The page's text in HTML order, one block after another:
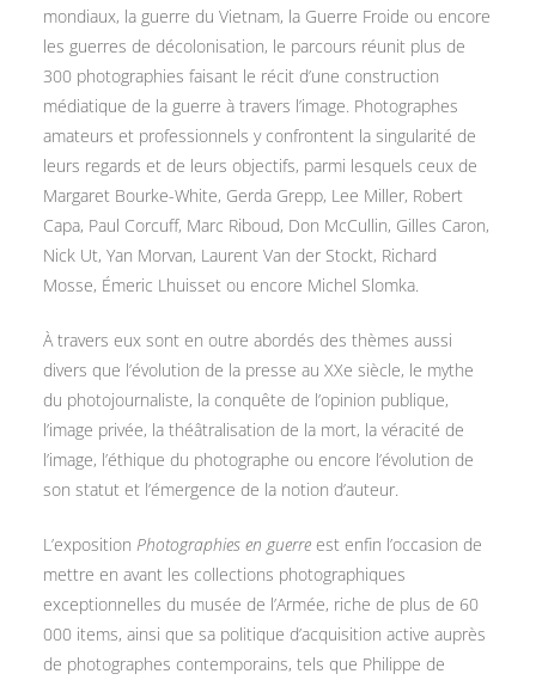
mondiaux, la guerre du Vietnam, la Guerre Froide ou encore
les guerres de décolonisation, le parcours réunit plus de
300 photographies faisant le récit d’une construction
médiatique de la guerre à travers l’image. Photographes
amateurs et professionnels y confrontent la singularité de
leurs regards et de leurs objectifs, parmi lesquels ceux de
Margaret Bourke-White, Gerda Grepp, Lee Miller, Robert
Capa, Paul Corcuff, Marc Riboud, Don McCullin, Gilles Caron,
Nick Ut, Yan Morvan, Laurent Van der Stockt, Richard
Mosse, Émeric Lhuisset ou encore Michel Slomka.
À travers eux sont en outre abordés des thèmes aussi
divers que l’évolution de la presse au XXe siècle, le mythe
du photojournaliste, la conquête de l’opinion publique,
l’image privée, la théâtralisation de la mort, la véracité de
l’image, l’éthique du photographe ou encore l’évolution de
son statut et l’émergence de la notion d’auteur.
L’exposition Photographies en guerre est enfin l’occasion de
mettre en avant les collections photographiques
exceptionnelles du musée de l’Armée, riche de plus de 60
000 items, ainsi que sa politique d’acquisition active auprès
de photographes contemporains, tels que Philippe de